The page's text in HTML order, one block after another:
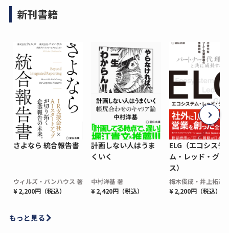
新刊書籍
さよなら 統合報告書
ウィルズ・パンハウス 著
¥ 2,200円（税込）
計画しない人はうま
くいく
中村洋基 著
¥ 2,420円（税込）
ELG（エコシステ
ム・レッド・グロ
ス）
梅木俊成・井上拓海
¥ 2,200円（税込）
もっと見る